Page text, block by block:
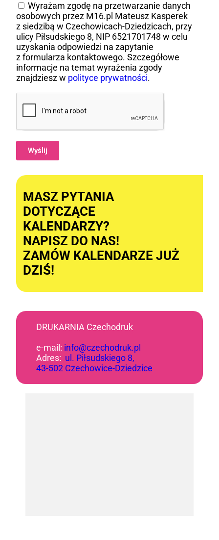
Wyrażam zgodę na przetwarzanie danych
osobowych przez M16.pl Mateusz Kasperek
z siedzibą w Czechowicach-Dziedzicach, przy
ulicy Piłsudskiego 8, NIP 6521701748 w celu
uzyskania odpowiedzi na zapytanie
z formularza kontaktowego. Szczegółowe
informacje na temat wyrażenia zgody
znajdziesz w polityce prywatności.
Wyślij
MASZ PYTANIA
DOTYCZĄCE
KALENDARZY?
NAPISZ DO NAS!
ZAMÓW KALENDARZE JUŻ
DZIŚ!
DRUKARNIA Czechodruk
e-mail: info@czechodruk.pl
Adres: ul. Piłsudskiego 8,
43-502 Czechowice-Dziedzice